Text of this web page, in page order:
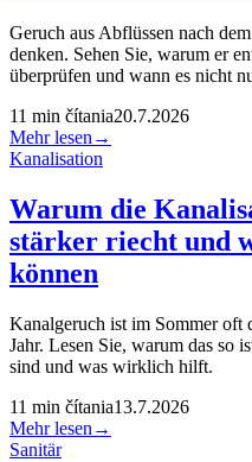
Geruch aus Abflüssen nach
denken. Sehen Sie, warum er
überprüfen und wann es nicht
11 min čítania20.7.2026
Mehr lesen →
Kanalisation
Warum die
stärker riecht und
können
Kanalgeruch ist im Sommer oft
Jahr. Lesen Sie, warum das so
sind und was wirklich hilft.
11 min čítania13.7.2026
Mehr lesen →
Sanitär